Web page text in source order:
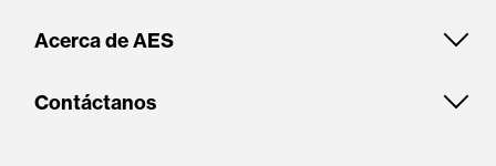
Acerca de AES
Contáctanos